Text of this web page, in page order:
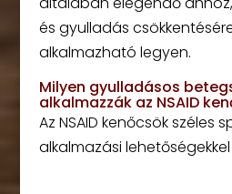
és gyulladás
alkalmazható legyen.
Milyen gyulladásos
alkalmazzák az NSAID
Az NSAID kenőcsök széles
alkalmazási